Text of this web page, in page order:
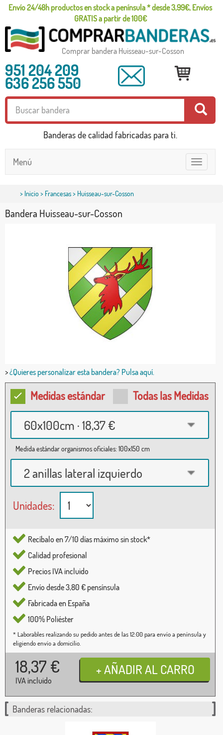
Envío 24/48h productos en stock a península * desde 3,99€, Envíos
GRATIS a partir de 100€
Comprar bandera Huisseau-sur-Cosson
951 204 209
636 256 550
Banderas de calidad fabricadas para ti.
Toggle
navigation
Menú
> Inicio> Francesas> Huisseau-sur-Cosson
Bandera Huisseau-sur-Cosson
>¿Quieres personalizar esta bandera? Pulsa aquí.
Medidas estándar Todas las Medidas
60x100cm · 18,37 €
Medida estándar organismos oficiales: 100x150 cm
2 anillas lateral izquierdo
Unidades:
Recíbalo en 7/10 días máximo sin stock*
Calidad profesional
Precios IVA incluido
Envío desde 3,80 € pensínsula
Fabricada en España
100% Poliéster
* Laborables realizando su pedido antes de las 12:00 para envío a península y
eligiendo envío a domicilio.
18,37 €
IVA incluido
Banderas relacionadas: